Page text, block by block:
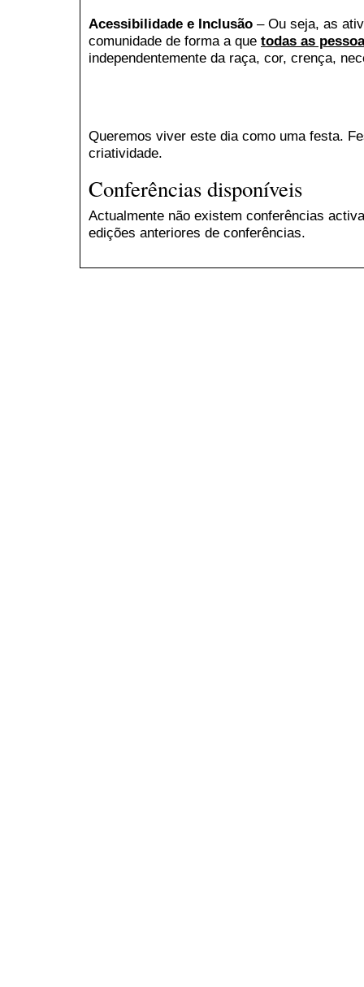
Acessibilidade e Inclusão – Ou seja, as
comunidade de forma a que todas as
independentemente da raça, cor, crença,
Queremos viver este dia como uma festa.
criatividade.
Conferências disponíveis
Actualmente não existem conferências
edições anteriores de conferências.